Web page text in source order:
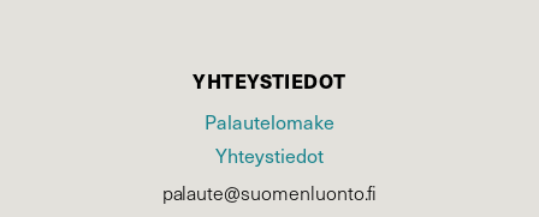
YHTEYSTIEDOT
Palautelomake
Yhteystiedot
palaute@suomenluonto.fi